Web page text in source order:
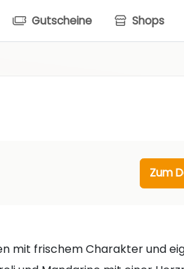
Gutscheine Shops
Zum
mit frischem Charakter und